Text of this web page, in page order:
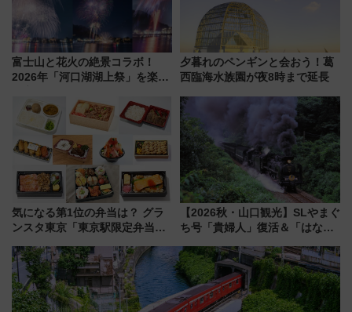
富士山と花火の絶景コラボ！
2026年「河口湖湖上祭」を楽し
ススメ
夕暮れのペンギンと会おう！葛
西臨海水族園が夜8時まで延長
気になる第1位の弁当は？ グラ
ンスタ東京「東京駅限定弁当
【2026秋・山口観光】SLやまぐ
ち号「貴婦人」復活＆「はなあ
注目観光列車まとめ きっぷの取
り方は？